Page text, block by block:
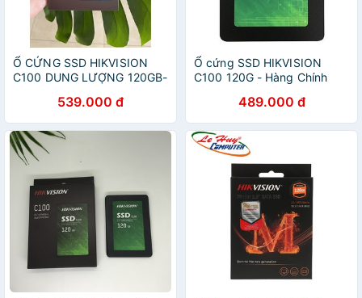
Ổ CỨNG SSD HIKVISION
C100 DUNG LƯỢNG 120GB-
539.000 đ
Ổ cứng SSD HIKVISION
C100 120G - Hàng Chính
489.000 đ